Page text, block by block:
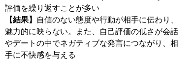
【結果】
自信のない態度や行動が相手に伝わり、
魅力的に映らない。また、自己評価の低さが会話
やデートの中でネガティブな発言につながり、相
手に不快感を与える